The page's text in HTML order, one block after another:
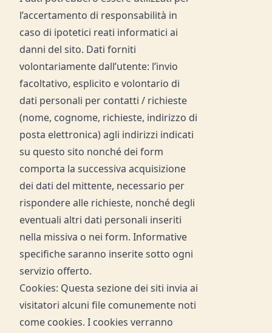
l’accertamento di responsabilità in
caso di ipotetici reati informatici ai
danni del sito. Dati forniti
volontariamente dall’utente: l’invio
facoltativo, esplicito e volontario di
dati personali per contatti / richieste
(nome, cognome, richieste, indirizzo di
posta elettronica) agli indirizzi indicati
su questo sito nonché dei form
comporta la successiva acquisizione
dei dati del mittente, necessario per
rispondere alle richieste, nonché degli
eventuali altri dati personali inseriti
nella missiva o nei form. Informative
specifiche saranno inserite sotto ogni
servizio offerto.
Cookies: Questa sezione dei siti invia ai
visitatori alcuni file comunemente noti
come cookies. I cookies verranno